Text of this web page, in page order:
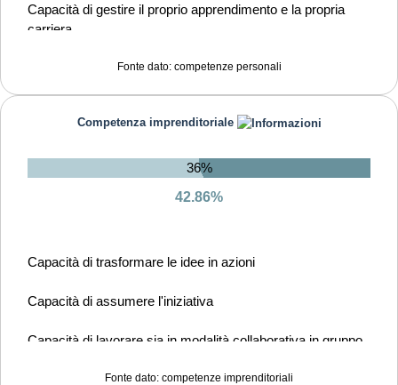
Capacità di gestire il proprio apprendimento e la propria
carriera
Capacità di mantenersi resilienti
Fonte dato: competenze personali
Competenza imprenditoriale
36%
42.86%
Capacità di trasformare le idee in azioni
Capacità di assumere l'iniziativa
Capacità di lavorare sia in modalità collaborativa in gruppo
Fonte dato: competenze imprenditoriali